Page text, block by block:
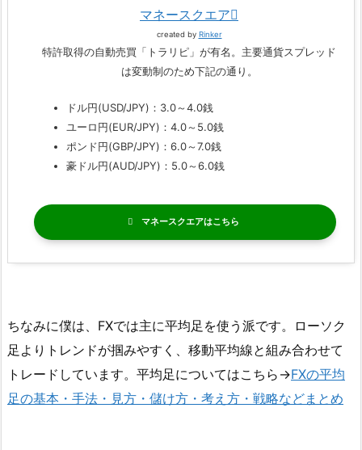
マネースクエア
created by Rinker
特許取得の自動売買「トラリピ」が有名。主要通貨スプレッド
は変動制のため下記の通り。
ドル円(USD/JPY)：3.0～4.0銭
ユーロ円(EUR/JPY)：4.0～5.0銭
ポンド円(GBP/JPY)：6.0～7.0銭
豪ドル円(AUD/JPY)：5.0～6.0銭
マネースクエア
ちなみに僕は、FXでは主に平均足を使う派です。ローソク
足よりトレンドが掴みやすく、移動平均線と組み合わせて
トレードしています。平均足についてはこちら→FXの平均
足の基本・手法・見方・儲け方・考え方・戦略などまとめ